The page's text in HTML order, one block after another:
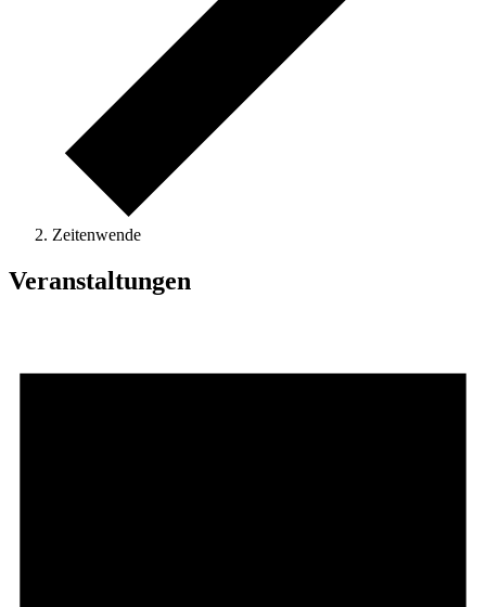
Zeitenwende
Veranstaltungen